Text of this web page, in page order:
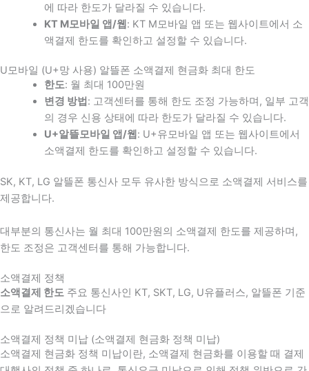
에 따라 한도가 달라질 수 있습니다.
KT M모바일 앱/웹 : KT M모바일 앱 또는 웹사이트에서 소
액결제 한도를 확인하고 설정할 수 있습니다.
U모바일 (U+망 사용) 알뜰폰 소액결제 현금화 최대 한도
한도: 월 최대 100만원
변경 방법 : 고객센터를 통해 한도 조정 가능하며, 일부 고객
의 경우 신용 상태에 따라 한도가 달라질 수 있습니다.
U+알뜰모바일 앱/웹 : U+유모바일 앱 또는 웹사이트에서
소액결제 한도를 확인하고 설정할 수 있습니다.
SK, KT, LG 알뜰폰 통신사 모두 유사한 방식으로 소액결제 서비스를
제공합니다.
대부분의 통신사는 월 최대 100만원의 소액결제 한도를 제공하며,
한도 조정은 고객센터를 통해 가능합니다.
소액결제 정책
소액결제 한도 주요 통신사인 KT, SKT, LG, U유플러스, 알뜰폰 기준
으로 알려드리겠습니다
소액결제 정책 미납 (소액결제 현금화 정책 미납)
소액결제 현금화 정책 미납이란, 소액결제 현금화를 이용할 때 결제